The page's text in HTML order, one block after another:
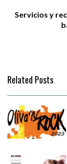
Servicios y
Related Posts